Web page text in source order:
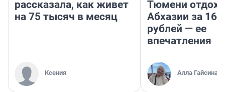
рассказала, как живет
на 75 тысяч в месяц
Ксения
Тюмени
Абхазии за
рублей — ее
впечатления
Алла Гайсина